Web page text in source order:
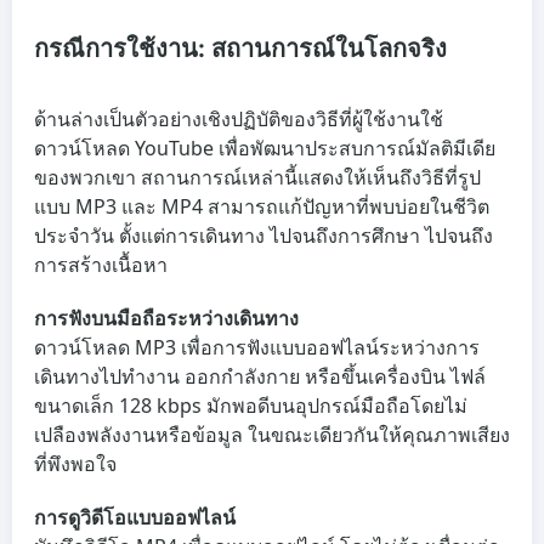
กรณีการใช้งาน: สถานการณ์ในโลกจริง
ด้านล่างเป็นตัวอย่างเชิงปฏิบัติของวิธีที่ผู้ใช้งานใช้
ดาวน์โหลด YouTube เพื่อพัฒนาประสบการณ์มัลติมีเดีย
ของพวกเขา สถานการณ์เหล่านี้แสดงให้เห็นถึงวิธีที่รูป
แบบ MP3 และ MP4 สามารถแก้ปัญหาที่พบบ่อยในชีวิต
ประจำวัน ตั้งแต่การเดินทาง ไปจนถึงการศึกษา ไปจนถึง
การสร้างเนื้อหา
การฟังบนมือถือระหว่างเดินทาง
ดาวน์โหลด MP3 เพื่อการฟังแบบออฟไลน์ระหว่างการ
เดินทางไปทำงาน ออกกำลังกาย หรือขึ้นเครื่องบิน ไฟล์
ขนาดเล็ก 128 kbps มักพอดีบนอุปกรณ์มือถือโดยไม่
เปลืองพลังงานหรือข้อมูล ในขณะเดียวกันให้คุณภาพเสียง
ที่พึงพอใจ
การดูวิดีโอแบบออฟไลน์